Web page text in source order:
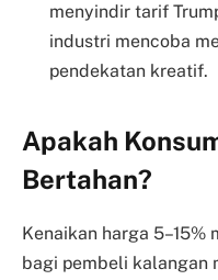
menyindir tarif
industri mencoba
pendekatan kreatif.
Apakah
Bertahan?
Kenaikan harga 5–15%
bagi pembeli kalangan